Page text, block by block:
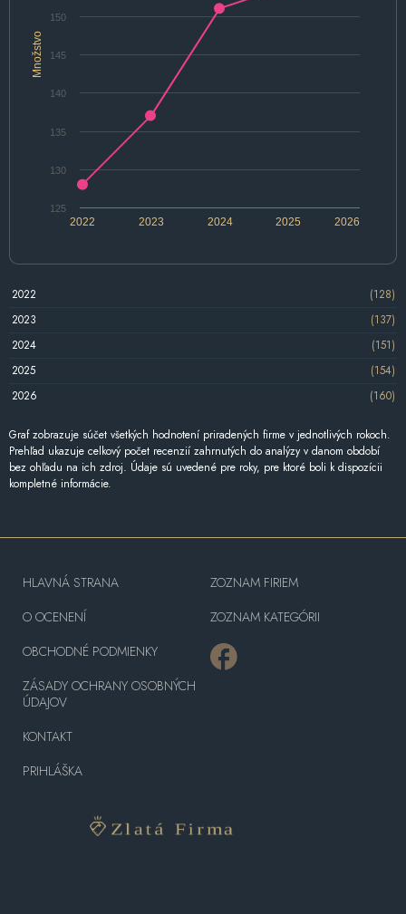
Množstvo
2022 2024 2026
2023 2025
125
130
135
140
145
150
2022
(128)
2023
(137)
2024
(151)
2025
(154)
2026
(160)
Graf zobrazuje súčet všetkých hodnotení priradených firme v jednotlivých rokoch.
Prehľad ukazuje celkový počet recenzií zahrnutých do analýzy v danom období
bez ohľadu na ich zdroj. Údaje sú uvedené pre roky, pre ktoré boli k dispozícii
kompletné informácie.
HLAVNÁ STRANA
O OCENENÍ
OBCHODNÉ PODMIENKY
ZÁSADY OCHRANY OSOBNÝCH
ÚDAJOV
KONTAKT
PRIHLÁŠKA
ZOZNAM FIRIEM
ZOZNAM KATEGÓRII